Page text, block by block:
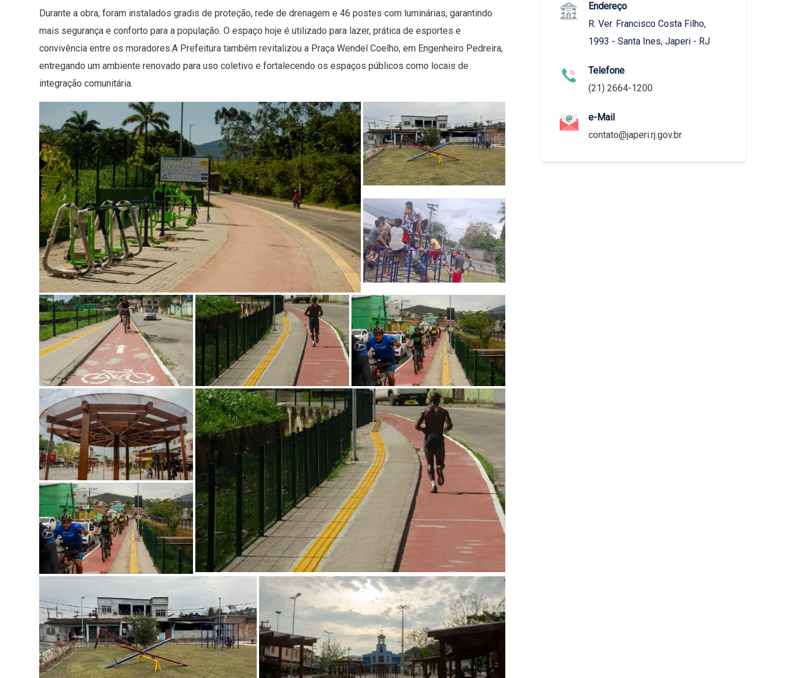
Durante a obra, foram instalados gradis de proteção, rede de drenagem e 46 postes com luminárias, garantindo
mais segurança e conforto para a população. O espaço hoje é utilizado para lazer, prática de esportes e
convivência entre os moradores.A Prefeitura também revitalizou a Praça Wendel Coelho, em Engenheiro Pedreira,
entregando um ambiente renovado para uso coletivo e fortalecendo os espaços públicos como locais de
integração comunitária.
Endereço
R. Ver. Francisco Costa Filho,
1993 - Santa Ines, Japeri - RJ
Telefone
(21) 2664-1200
e-Mail
contato@japeri.rj.gov.br